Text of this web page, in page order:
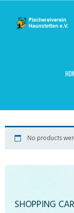
No products
SHOPPING